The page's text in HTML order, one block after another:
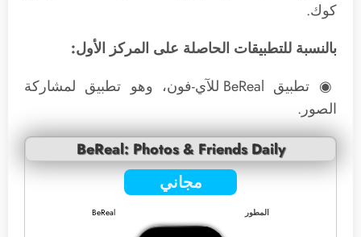
كوك.
بالنسبة للتطبيقات الحاصلة على المركز الأول:
◉ تطبيق BeReal للآي-فون، وهو تطبيق لمشاركة
الصور.
BeReal: Photos & Friends Daily
مجاني
المطور BeReal